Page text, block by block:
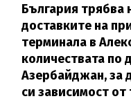
България трябва
доставките на
терминала в
количествата по
Азербайджан, за
си зависимост